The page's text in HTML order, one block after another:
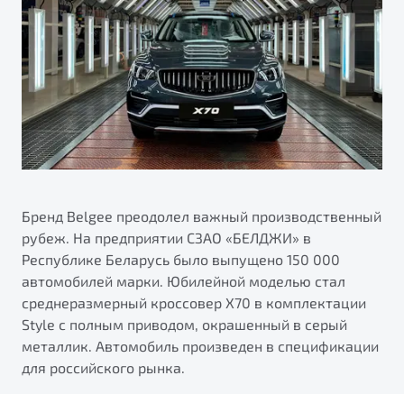
Яркий кроссовер
от 2 219 990 ₽*
Обзор В наличии
Автокредит
Трейд-ин
Страхование
Расчет КАСКО
Ремонт электрооборудования
Диагностика автомобилей
Ремонт двигателя
Кузовной ремонт
Полная диагностика
Покраска автомобилей
Ремонт ходовой части
Обслуживание автокондиционеров
ПОДДЕРЖКА
Гарантия Belgee
Belgee Линк
О дилерском центре
Правовая информация
Бренд Belgee преодолел важный производственный
рубеж. На предприятии СЗАО «БЕЛДЖИ» в
Республике Беларусь было выпущено 150 000
автомобилей марки. Юбилейной моделью стал
среднеразмерный кроссовер X70 в комплектации
Style с полным приводом, окрашенный в серый
металлик. Автомобиль произведен в спецификации
для российского рынка.